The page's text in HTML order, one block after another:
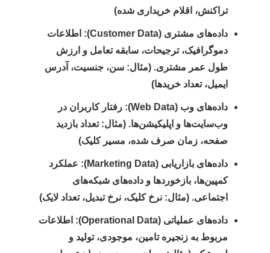
تراکنش، اقلام خریداری شده)
داده‌های مشتری (Customer Data):
اطلاعات
دموگرافیک، ترجیحات، سابقه تعامل و ارزش
طول عمر مشتری. (مثال: سن، جنسیت، آدرس
ایمیل، تعداد خریدها)
داده‌های وب (Web Data):
رفتار کاربران در
وب‌سایت‌ها و اپلیکیشن‌ها. (مثال: تعداد بازدید
صفحه، زمان صرف شده، مسیر کلیک)
داده‌های بازاریابی (Marketing Data):
عملکرد
کمپین‌ها، بازخوردها و داده‌های شبکه‌های
اجتماعی. (مثال: نرخ کلیک، نرخ تبدیل، تعداد لایک)
داده‌های عملیاتی (Operational Data):
اطلاعات
مربوط به زنجیره تامین، موجودی، تولید و